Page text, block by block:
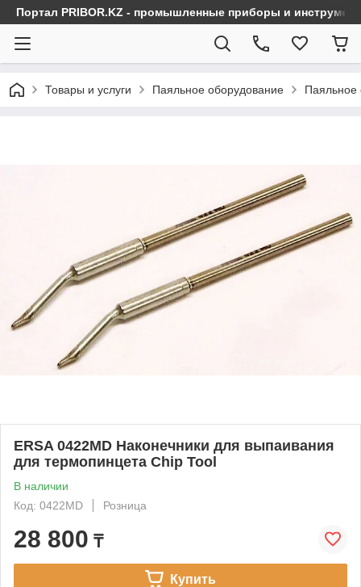
Портал PRIBOR.KZ - промышленные приборы и
Товары и услуги Паяльное оборудование Паяльное
ERSA 0422MD Наконечники для выпаивания
для термопинцета Chip Tool
В наличии
Код: 0422MD
Розница
28 800 ₸
Купить